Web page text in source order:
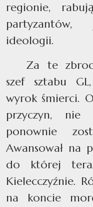
regionie,
partyzantów,
ideologii.
Za te
szef sztabu
wyrok śmierci.
przyczyn, nie
ponownie
Awansował na
do której
Kielecczyźnie.
na koncie